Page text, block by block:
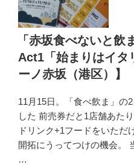
と
事
情
（2017
年
月）”
の
「赤坂食べないと飲
Act1「始まりはイタ
ーノ赤坂（港区）】
11月15日。「食べ飲ま」の
した 前売券だと1店舗あた
ドリンク+1フードをいただ
開拓にうってつけの機会。
…